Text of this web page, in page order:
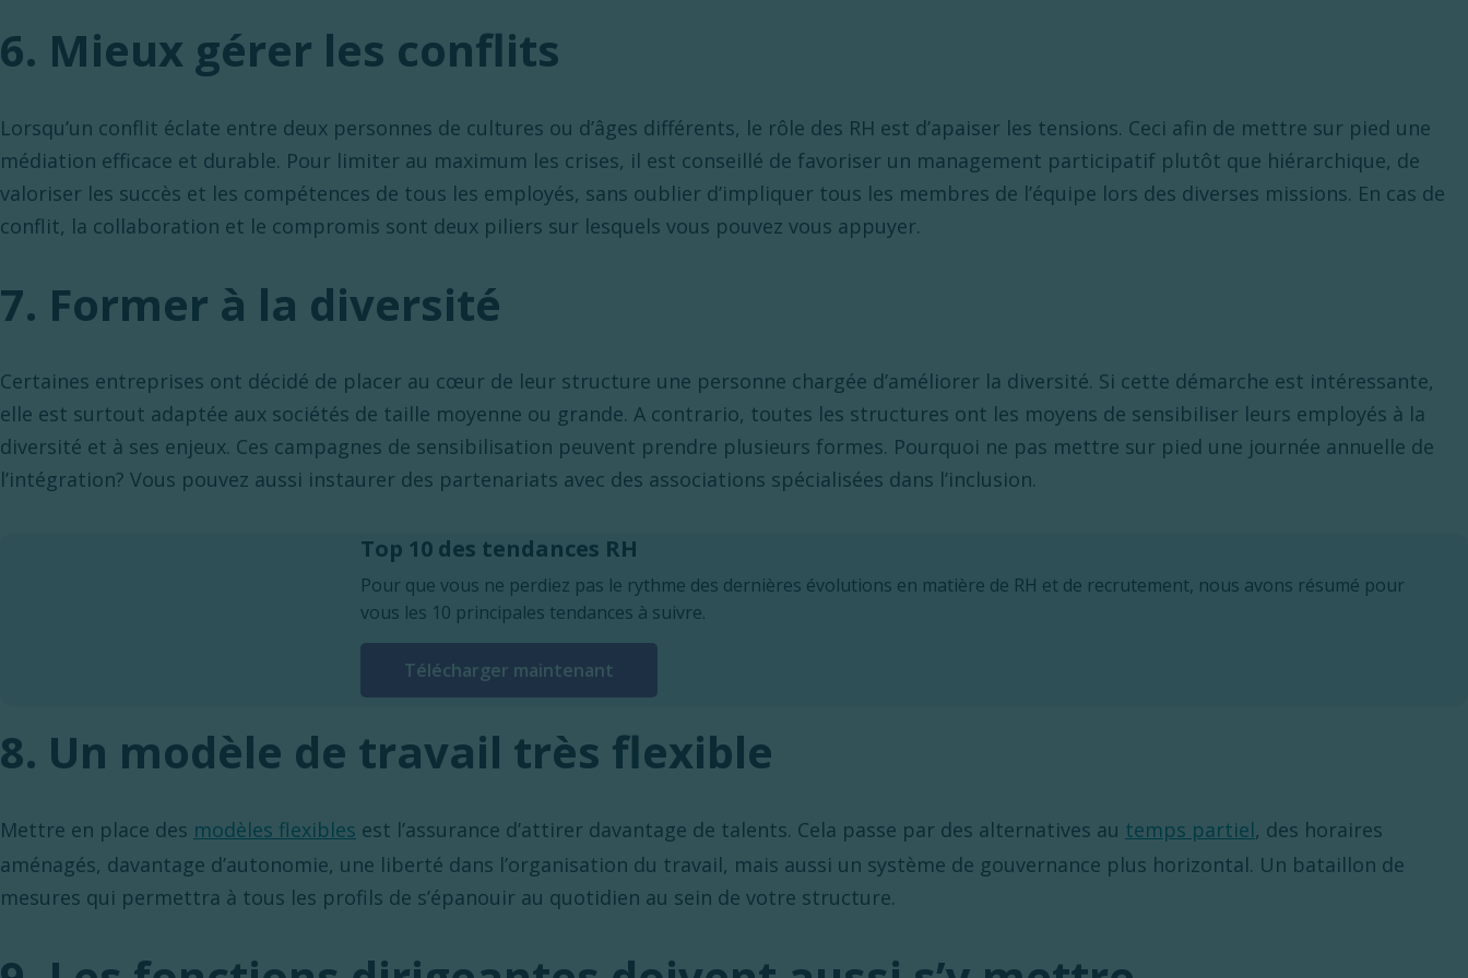
6. Mieux gérer les conflits
Lorsqu’un conflit éclate entre deux personnes de cultures ou d’âges différents, le rôle des RH est d’apaiser les tensions. Ceci afin de mettre sur pied une
médiation efficace et durable. Pour limiter au maximum les crises, il est conseillé de favoriser un management participatif plutôt que hiérarchique, de
valoriser les succès et les compétences de tous les employés, sans oublier d’impliquer tous les membres de l’équipe lors des diverses missions. En cas de
conflit, la collaboration et le compromis sont deux piliers sur lesquels vous pouvez vous appuyer.
7. Former à la diversité
Certaines entreprises ont décidé de placer au cœur de leur structure une personne chargée d’améliorer la diversité. Si cette démarche est intéressante,
elle est surtout adaptée aux sociétés de taille moyenne ou grande. A contrario, toutes les structures ont les moyens de sensibiliser leurs employés à la
diversité et à ses enjeux. Ces campagnes de sensibilisation peuvent prendre plusieurs formes. Pourquoi ne pas mettre sur pied une journée annuelle de
l’intégration? Vous pouvez aussi instaurer des partenariats avec des associations spécialisées dans l’inclusion.
Top 10 des tendances RH
Pour que vous ne perdiez pas le rythme des dernières évolutions en matière de RH et de recrutement, nous avons résumé pour
vous les 10 principales tendances à suivre.
Télécharger maintenant
8. Un modèle de travail très flexible
Mettre en place des modèles flexibles est l’assurance d’attirer davantage de talents. Cela passe par des alternatives au temps partiel, des horaires
aménagés, davantage d’autonomie, une liberté dans l’organisation du travail, mais aussi un système de gouvernance plus horizontal. Un bataillon de
mesures qui permettra à tous les profils de s’épanouir au quotidien au sein de votre structure.